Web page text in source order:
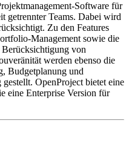
Software für
getrennter Teams. Dabei wird
Zu den Features
Management sowie die
von
werden ebenso die
Budgetplanung und
OpenProject bietet eine
eine Enterprise Version für